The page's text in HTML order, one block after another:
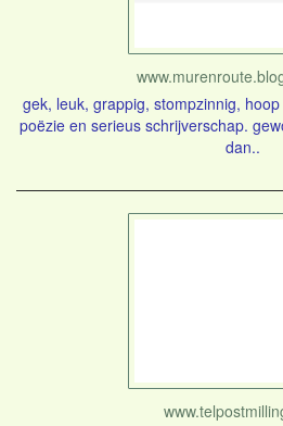
gek, leuk, grappig, stompzinnig,
poëzie en serieus schrijverschap.
dan..